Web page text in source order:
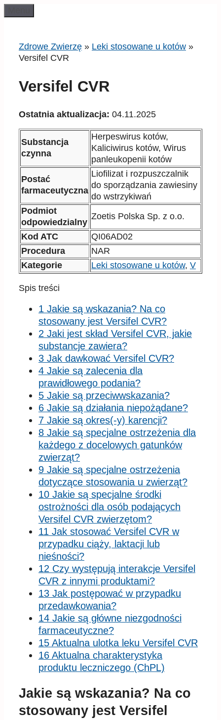
do
Zdrowe Zwierzę » Leki stosowane u kotów »
Versifel CVR
Versifel CVR
Ostatnia aktualizacja: 04.11.2025
Substancja
czynna
Herpeswirus kotów,
Kaliciwirus kotów, Wirus
panleukopenii kotów
Postać
farmaceutyczna
Liofilizat i rozpuszczalnik
do sporządzania zawiesiny
do wstrzykiwań
Podmiot
odpowiedzialny
Zoetis Polska Sp. z o.o.
Kod ATC
QI06AD02
Procedura
NAR
Kategorie
Leki stosowane u kotów, V
Spis treści
1 Jakie są wskazania? Na co
stosowany jest Versifel CVR?
2 Jaki jest skład Versifel CVR, jakie
substancje zawiera?
3 Jak dawkować Versifel CVR?
4 Jakie są zalecenia dla
prawidłowego podania?
5 Jakie są przeciwwskazania?
6 Jakie są działania niepożądane?
7 Jakie są okres(-y) karencji?
8 Jakie są specjalne ostrzeżenia dla
każdego z docelowych gatunków
zwierząt?
9 Jakie są specjalne ostrzeżenia
dotyczące stosowania u zwierząt?
10 Jakie są specjalne środki
ostrożności dla osób podających
Versifel CVR zwierzętom?
11 Jak stosować Versifel CVR w
przypadku ciąży, laktacji lub
nieśności?
12 Czy występują interakcje Versifel
CVR z innymi produktami?
13 Jak postępować w przypadku
przedawkowania?
14 Jakie są główne niezgodności
farmaceutyczne?
15 Aktualna ulotka leku Versifel CVR
16 Aktualna charakterystyka
produktu leczniczego (ChPL)
Jakie są wskazania? Na co
stosowany jest Versifel